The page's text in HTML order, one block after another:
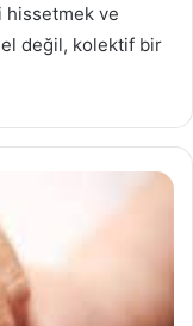
hissetmek ve
değil, kolektif bir